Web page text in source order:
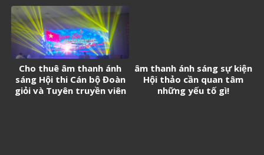
Cho thuê âm thanh ánh
sáng Hội thi Cán bộ Đoàn
giỏi và Tuyên truyền viên
âm thanh ánh sáng sự kiện
Hội thảo cần quan tâm
những yếu tố gì!